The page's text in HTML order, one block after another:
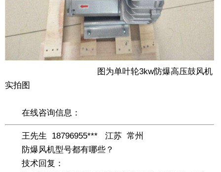
图为单叶轮3kw防爆高压鼓风机
实拍图
在线咨询信息：
王先生 18796955*** 江苏 常州
防爆风机型号都有哪些？
技术回复：